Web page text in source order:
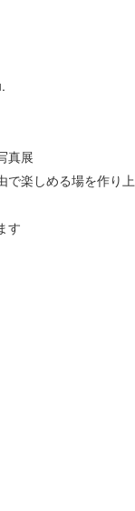
真展
で楽しめる場を作り上
す